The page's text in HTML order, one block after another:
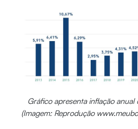
Gráfico apresenta inflação
(Imagem: Reprodução